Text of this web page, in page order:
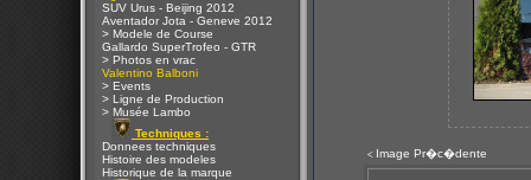
SUV Urus - Beijing 2012
Aventador Jota - Geneve 2012
> Modele de Course
Gallardo SuperTrofeo - GTR
> Photos en vrac
Valentino Balboni
> Events
> Ligne de Production
> Musée Lambo
Techniques :
Donnees techniques
Histoire des modeles
Historique de la marque
< Image Pr�c�dente